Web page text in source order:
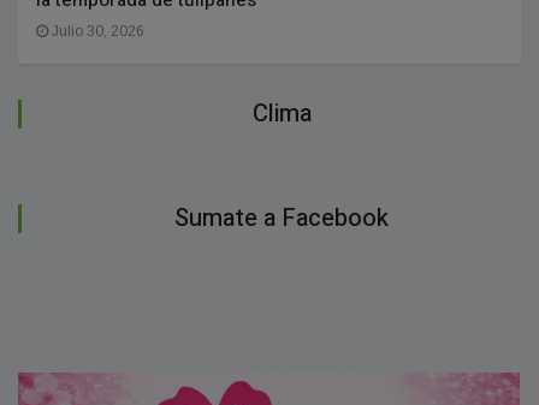
Julio 30, 2026
Clima
Sumate a Facebook